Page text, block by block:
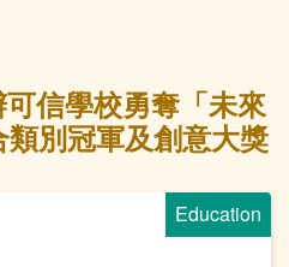
信學校勇奪「未來
別冠軍及創意大獎
Education